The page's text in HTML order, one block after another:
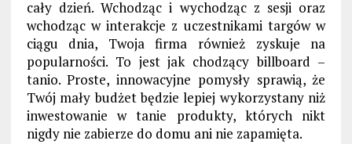
cały dzień. Wchodząc i wychodząc z sesji oraz
wchodząc w interakcje z uczestnikami targów w
ciągu dnia, Twoja firma również zyskuje na
popularności. To jest jak chodzący billboard –
tanio. Proste, innowacyjne pomysły sprawią, że
Twój mały budżet będzie lepiej wykorzystany niż
inwestowanie w tanie produkty, których nikt
nigdy nie zabierze do domu ani nie zapamięta.